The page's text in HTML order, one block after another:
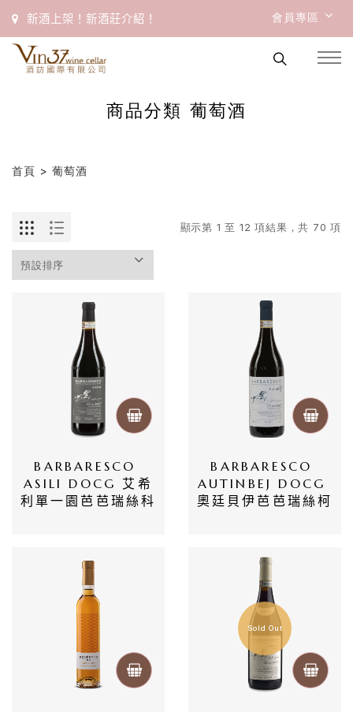
新酒上架！新酒莊介紹！ 會員專區
商品分類 葡萄酒
首頁 > 葡萄酒
顯示第 1 至 12 項結果，共 70 項
BARBARESCO
ASILI DOCG 艾希
利單一園芭芭瑞絲科
BARBARESCO
AUTINBEJ DOCG
奧廷貝伊芭芭瑞絲柯
Sold Out